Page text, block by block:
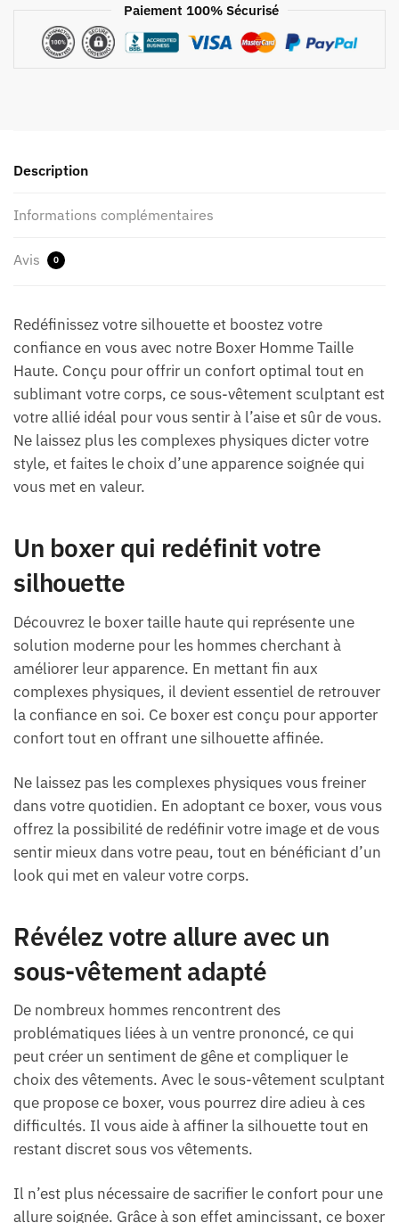
Paiement 100% Sécurisé
Description
Informations complémentaires
Avis 0
Redéfinissez votre silhouette et boostez votre
confiance en vous avec notre Boxer Homme Taille
Haute. Conçu pour offrir un confort optimal tout en
sublimant votre corps, ce sous-vêtement sculptant est
votre allié idéal pour vous sentir à l’aise et sûr de vous.
Ne laissez plus les complexes physiques dicter votre
style, et faites le choix d’une apparence soignée qui
vous met en valeur.
Un boxer qui redéfinit votre
silhouette
Découvrez le boxer taille haute qui représente une
solution moderne pour les hommes cherchant à
améliorer leur apparence. En mettant fin aux
complexes physiques, il devient essentiel de retrouver
la confiance en soi. Ce boxer est conçu pour apporter
confort tout en offrant une silhouette affinée.
Ne laissez pas les complexes physiques vous freiner
dans votre quotidien. En adoptant ce boxer, vous vous
offrez la possibilité de redéfinir votre image et de vous
sentir mieux dans votre peau, tout en bénéficiant d’un
look qui met en valeur votre corps.
Révélez votre allure avec un
sous-vêtement adapté
De nombreux hommes rencontrent des
problématiques liées à un ventre prononcé, ce qui
peut créer un sentiment de gêne et compliquer le
choix des vêtements. Avec le sous-vêtement sculptant
que propose ce boxer, vous pourrez dire adieu à ces
difficultés. Il vous aide à affiner la silhouette tout en
restant discret sous vos vêtements.
Il n’est plus nécessaire de sacrifier le confort pour une
allure soignée. Grâce à son effet amincissant, ce boxer